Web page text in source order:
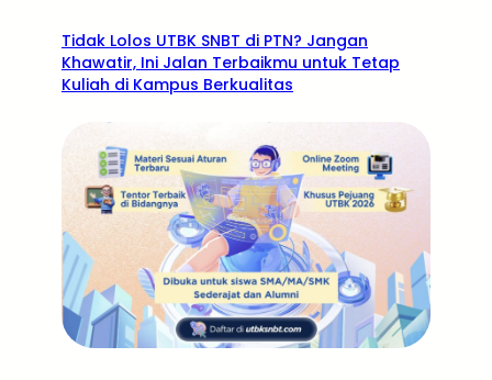
Tidak Lolos UTBK SNBT di PTN? Jangan
Khawatir, Ini Jalan Terbaikmu untuk Tetap
Kuliah di Kampus Berkualitas